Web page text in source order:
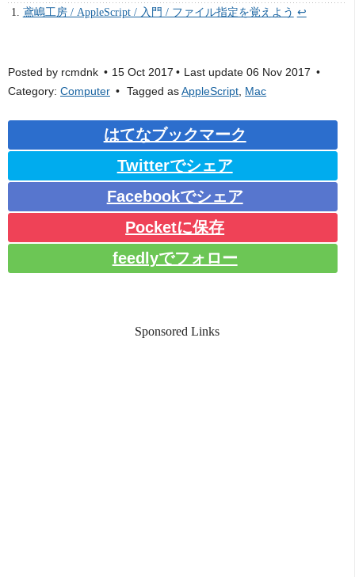
鳶嶋工房 / AppleScript / 入門 / ファイル指定を覚えよう ↩
Posted by rcmdnk 15 Oct 2017 Last update06 Nov 2017
Category: Computer Tagged asAppleScript, Mac
はてなブックマーク
Twitterでシェア
Facebookでシェア
Pocketに保存
feedlyでフォロー
Sponsored Links